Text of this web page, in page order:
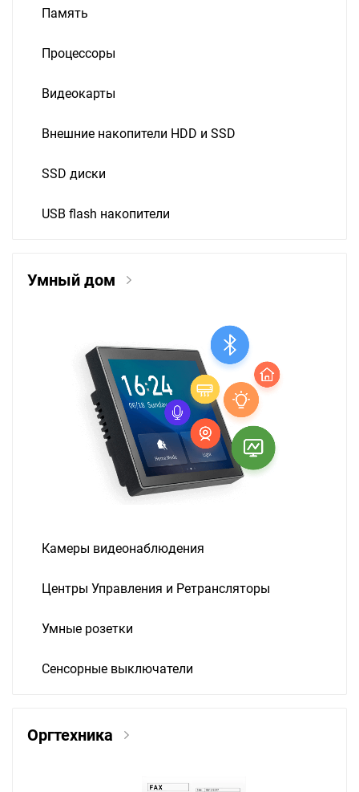
Память
Процессоры
Видеокарты
Внешние накопители HDD и SSD
SSD диски
USB flash накопители
Умный дом
Камеры видеонаблюдения
Центры Управления и Ретрансляторы
Умные розетки
Сенсорные выключатели
Оргтехника